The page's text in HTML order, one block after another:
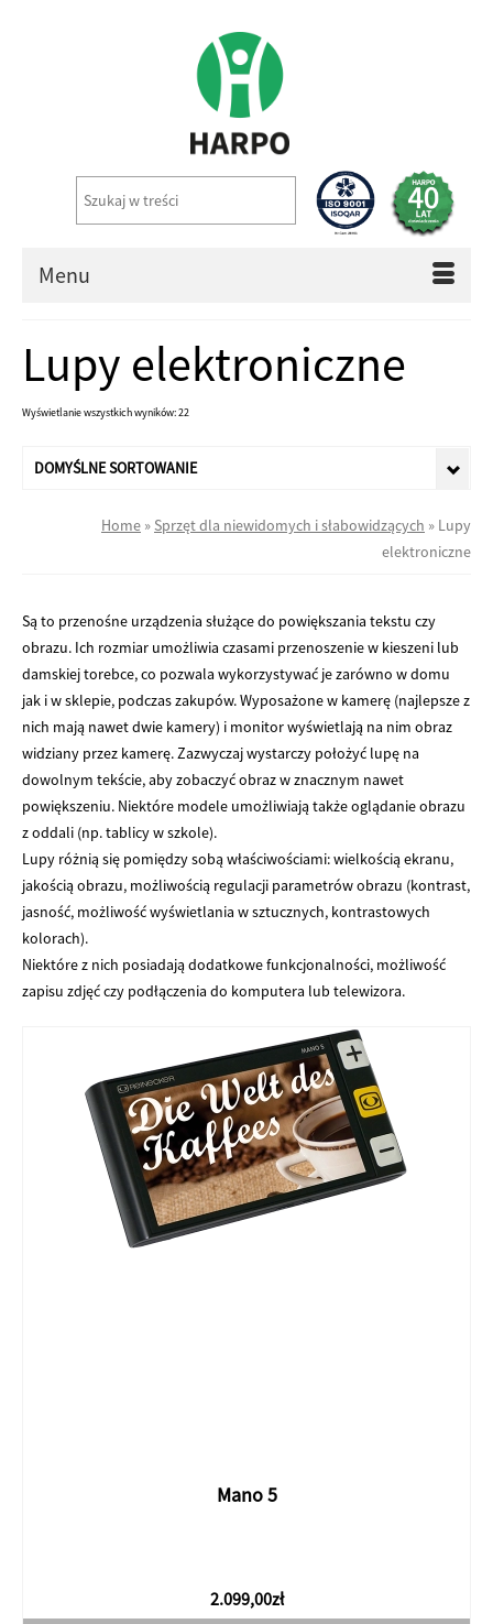
Menu
Lupy elektroniczne
Wyświetlanie wszystkich wyników: 22
DOMYŚLNE SORTOWANIE
Home » Sprzęt dla niewidomych i słabowidzących » Lupy
elektroniczne
Są to przenośne urządzenia służące do powiększania tekstu czy
obrazu. Ich rozmiar umożliwia czasami przenoszenie w kieszeni lub
damskiej torebce, co pozwala wykorzystywać je zarówno w domu
jak i w sklepie, podczas zakupów. Wyposażone w kamerę (najlepsze z
nich mają nawet dwie kamery) i monitor wyświetlają na nim obraz
widziany przez kamerę. Zazwyczaj wystarczy położyć lupę na
dowolnym tekście, aby zobaczyć obraz w znacznym nawet
powiększeniu. Niektóre modele umożliwiają także oglądanie obrazu
z oddali (np. tablicy w szkole).
Lupy różnią się pomiędzy sobą właściwościami: wielkością ekranu,
jakością obrazu, możliwością regulacji parametrów obrazu (kontrast,
jasność, możliwość wyświetlania w sztucznych, kontrastowych
kolorach).
Niektóre z nich posiadają dodatkowe funkcjonalności, możliwość
zapisu zdjęć czy podłączenia do komputera lub telewizora.
Mano 5
2.099,00zł